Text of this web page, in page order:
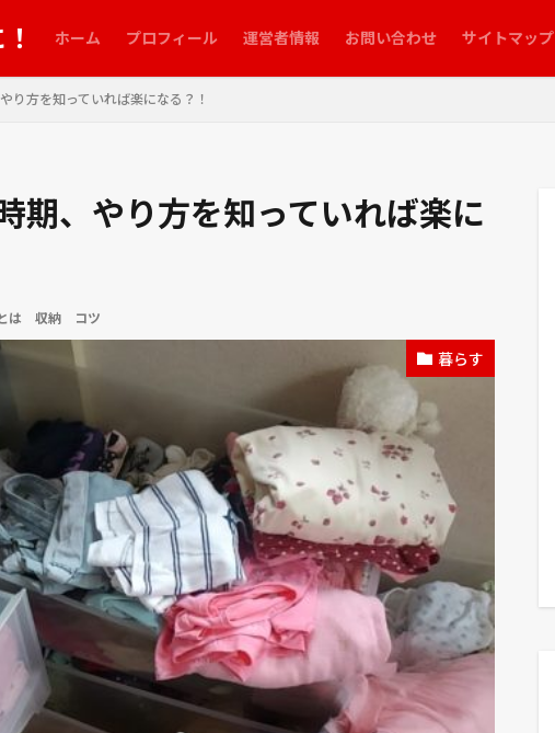
ホーム プロフィール 運営者情報 お問い合わせ サイトマップ
り方を知っていれば楽になる？！
期、やり方を知っていれば楽に
は 収納 コツ
暮らす